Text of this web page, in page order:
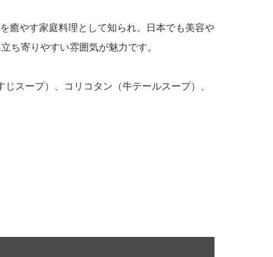
癒やす家庭料理として知られ、日本でも美容や
寄りやすい雰囲気が魅力です。
スープ）、コリコタン（牛テールスープ）、